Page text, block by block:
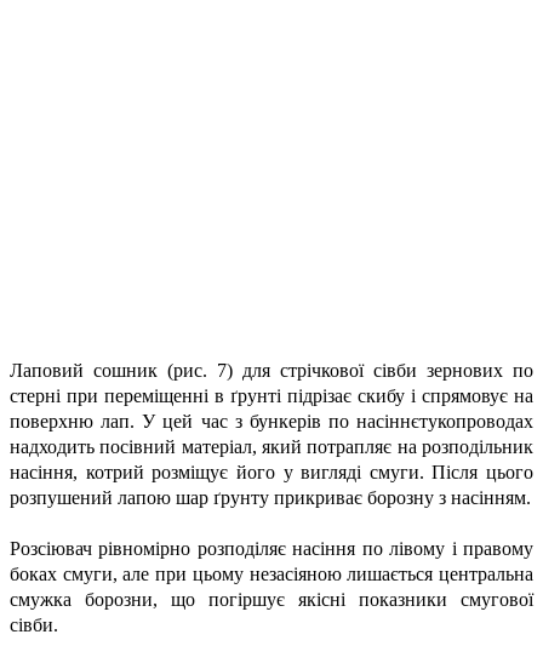
Лаповий сошник (рис. 7) для стрічкової сівби зернових по
стерні при переміщенні в ґрунті підрізає скибу і спрямовує на
поверхню лап. У цей час з бункерів по насіннєтукопроводах
надходить посівний матеріал, який потрапляє на розподільник
насіння, котрий розміщує його у вигляді смуги. Після цього
розпушений лапою шар ґрунту прикриває борозну з насінням.
Розсіювач рівномірно розподіляє насіння по лівому і правому
боках смуги, але при цьому незасіяною лишається центральна
смужка борозни, що погіршує якісні показники смугової
сівби.